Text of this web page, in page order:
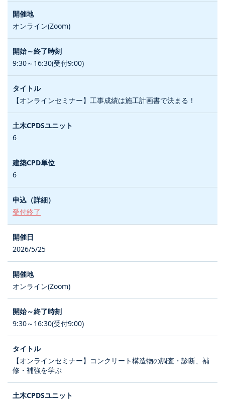
オンライン(Zoom)
9:30～16:30(受付9:00)
【オンラインセミナー】工事成績は施工計画書で決まる！
6
6
受付終了
2026/5/25
オンライン(Zoom)
9:30～16:30(受付9:00)
【オンラインセミナー】コンクリート構造物の調査・診断、補
修・補強を学ぶ